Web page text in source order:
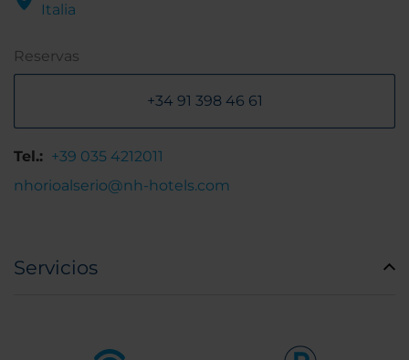
Italia
Reservas
+34 91 398 46 61
Tel.: +39 035 4212011
nhorioalserio@nh-hotels.com
Servicios